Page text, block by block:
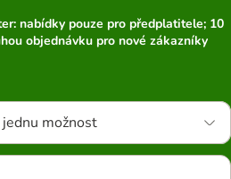
nabídky pouze pro předplatitele; 10
objednávku pro nové zákazníky
možnost